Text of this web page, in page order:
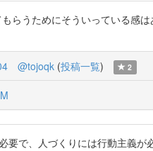
らうためにそういっている感
@tojoqk (投稿一覧) 2
要で、人づくりには行動主義